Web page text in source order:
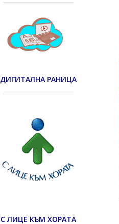
ДИГИТАЛНА РАНИЦА
С ЛИЦЕ КЪМ ХОРАТА